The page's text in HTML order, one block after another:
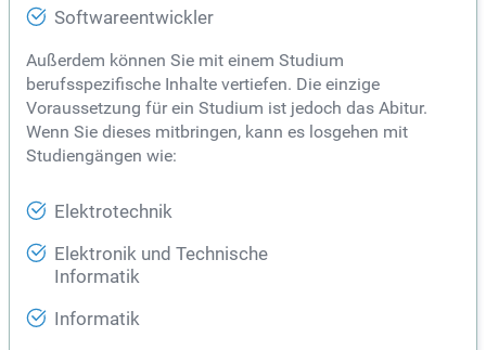
Softwareentwickler
Außerdem können Sie mit einem Studium
berufsspezifische Inhalte vertiefen. Die einzige
Voraussetzung für ein Studium ist jedoch das Abitur.
Wenn Sie dieses mitbringen, kann es losgehen mit
Studiengängen wie:
Elektrotechnik
Elektronik und Technische
Informatik
Informatik